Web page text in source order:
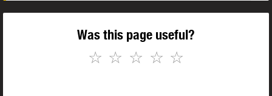
Was this page useful?
☆
☆
☆
☆
☆